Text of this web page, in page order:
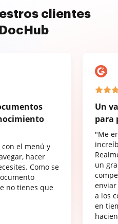
clientes
el menú y
hacer
Como se
no tienes que
Un
para
"Me
un
a los
en